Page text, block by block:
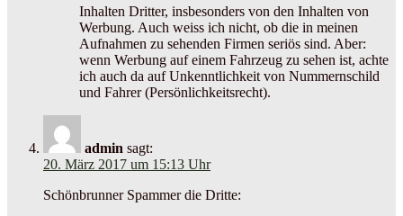
Inhalten Dritter, insbesonders von den Inhalten von
Werbung. Auch weiss ich nicht, ob die in meinen
Aufnahmen zu sehenden Firmen seriös sind. Aber:
wenn Werbung auf einem Fahrzeug zu sehen ist, achte
ich auch da auf Unkenntlichkeit von Nummernschild
und Fahrer (Persönlichkeitsrecht).
admin sagt:
20. März 2017 um 15:13 Uhr
Schönbrunner Spammer die Dritte: